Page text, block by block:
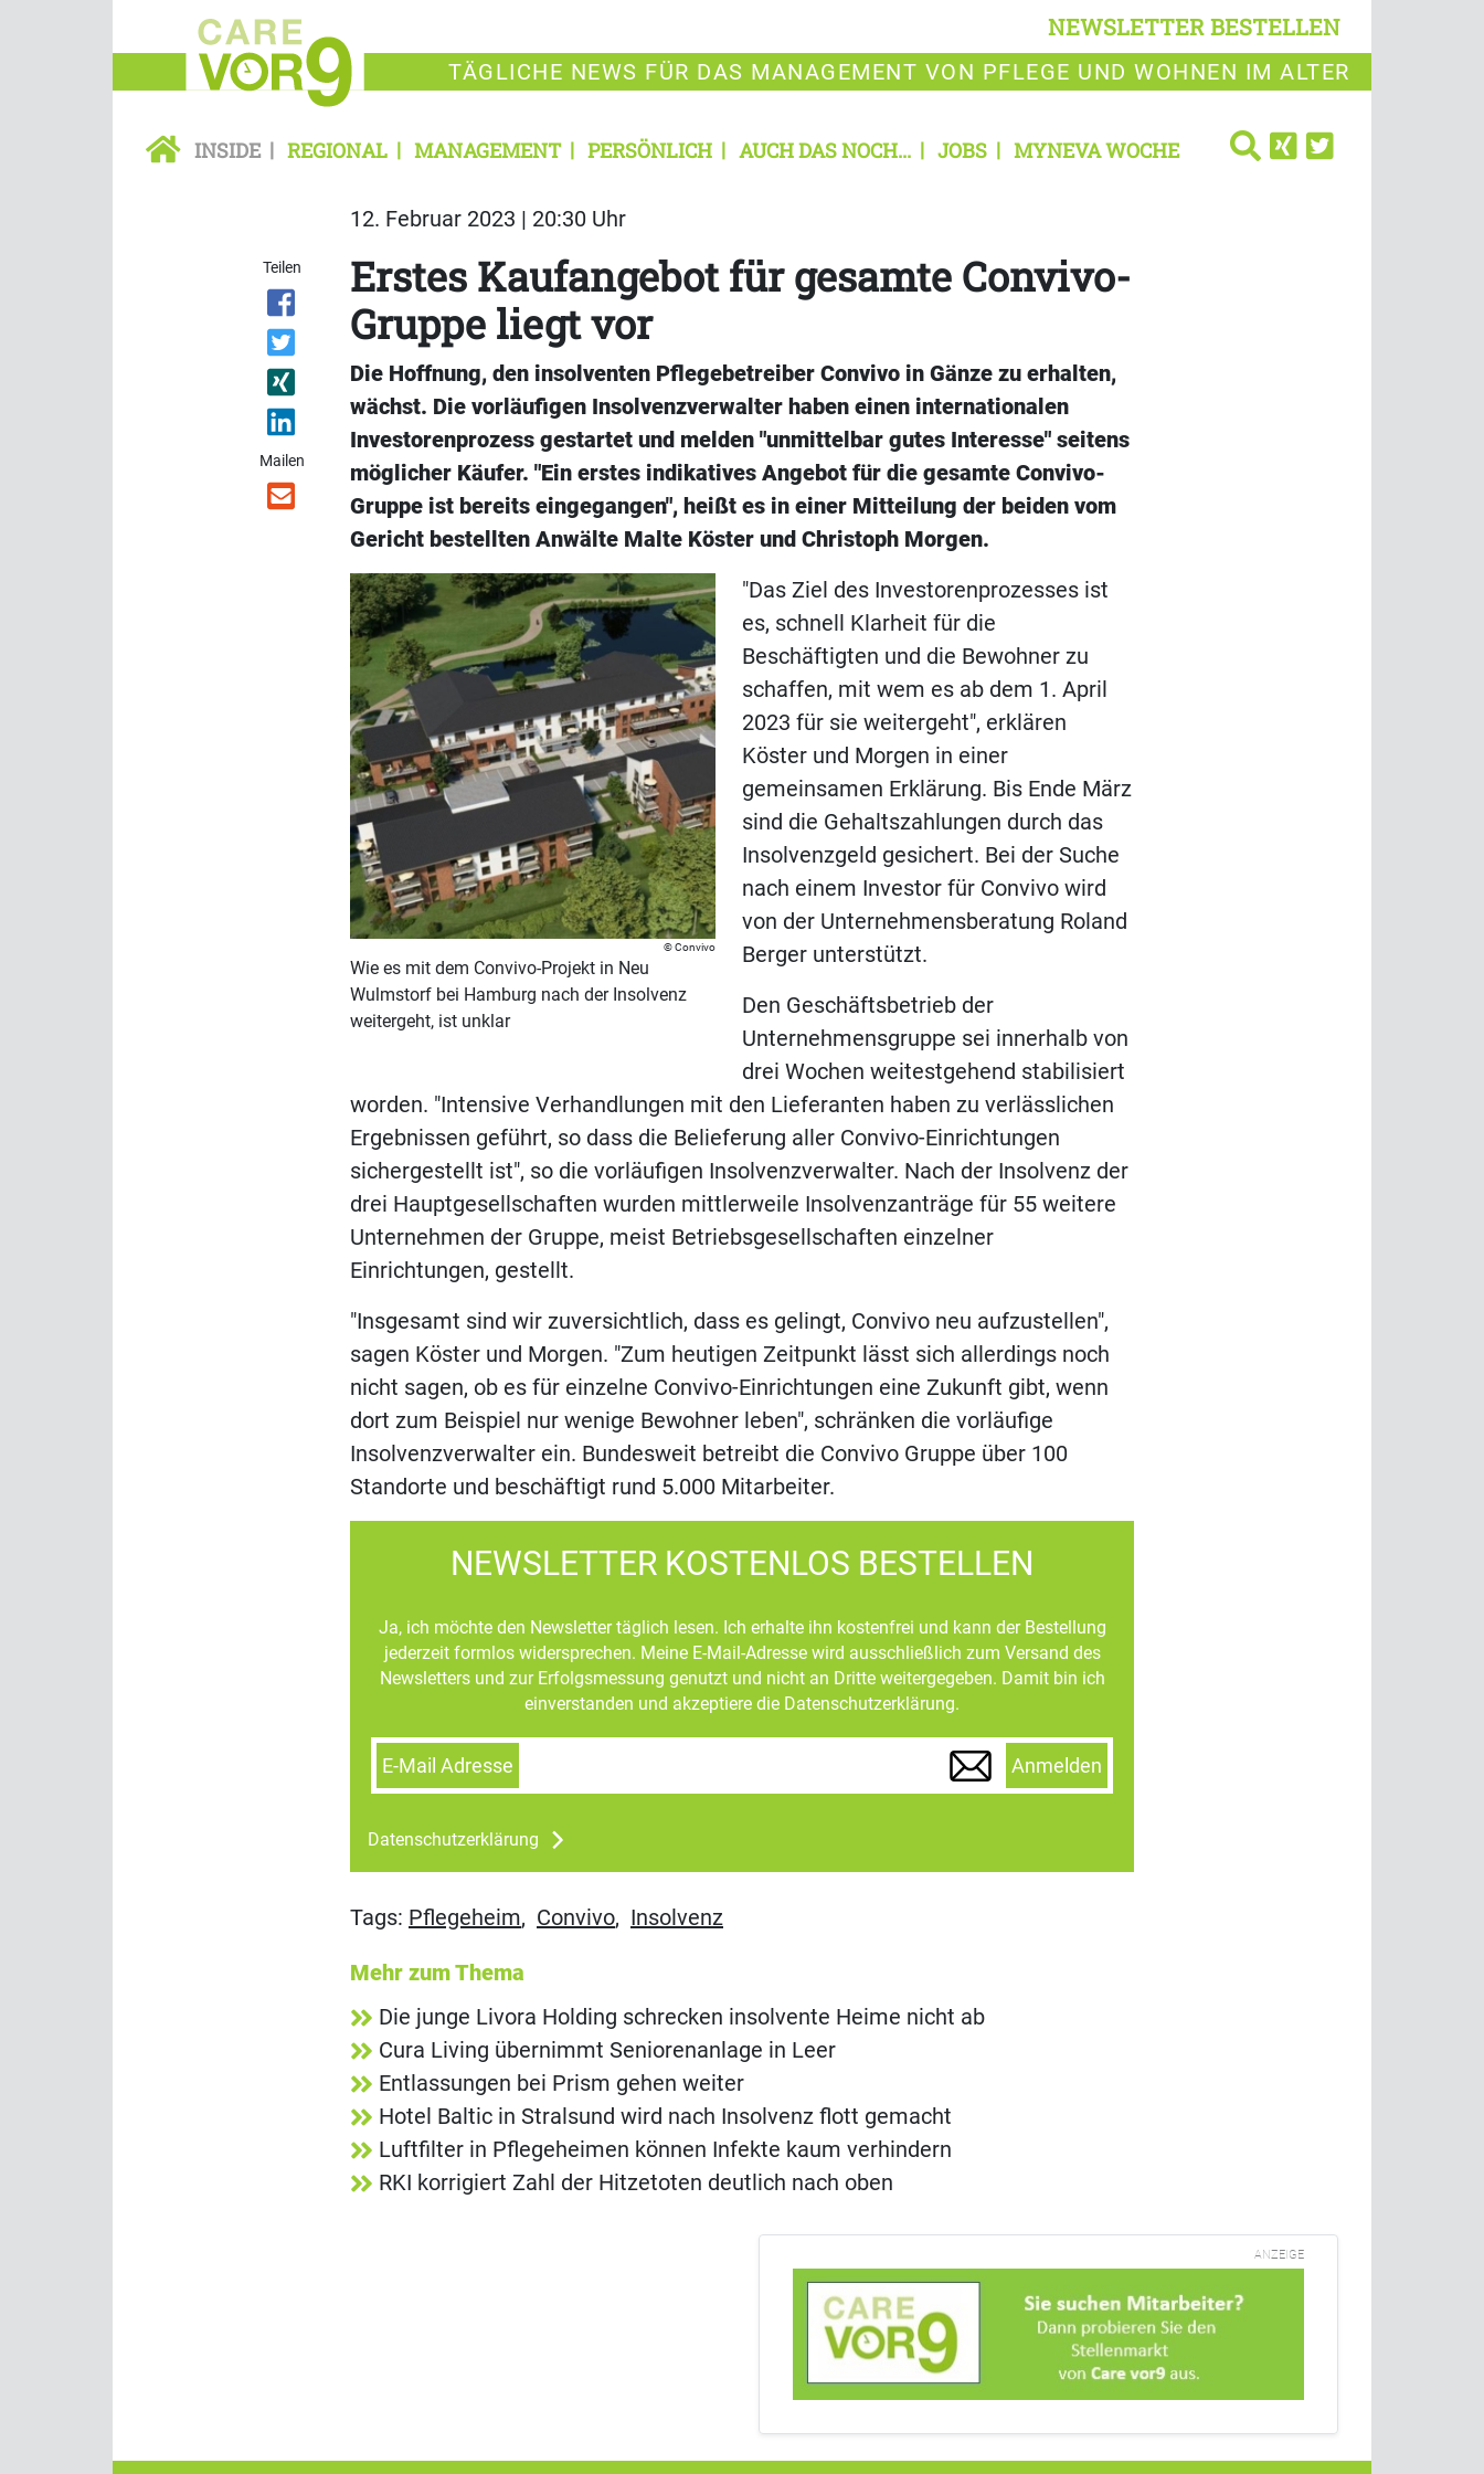
NEWSLETTER BESTELLEN
TÄGLICHE NEWS FÜR DAS MANAGEMENT VON PFLEGE UND WOHNEN IM ALTER
INSIDE REGIONAL MANAGEMENT PERSÖNLICH AUCH DAS NOCH... JOBS MYNEVA WOCHE
12. Februar 2023 | 20:30 Uhr
Teilen
Mailen
Erstes Kaufangebot für gesamte Convivo-
Gruppe liegt vor
Die Hoffnung, den insolventen Pflegebetreiber Convivo in Gänze zu erhalten,
wächst. Die vorläufigen Insolvenzverwalter haben einen internationalen
Investorenprozess gestartet und melden "unmittelbar gutes Interesse" seitens
möglicher Käufer. "Ein erstes indikatives Angebot für die gesamte Convivo-
Gruppe ist bereits eingegangen", heißt es in einer Mitteilung der beiden vom
Gericht bestellten Anwälte Malte Köster und Christoph Morgen.
Convivo
Wie es mit dem Convivo-Projekt in Neu
Wulmstorf bei Hamburg nach der Insolvenz
weitergeht, ist unklar
"Das Ziel des Investorenprozesses ist
es, schnell Klarheit für die
Beschäftigten und die Bewohner zu
schaffen, mit wem es ab dem 1. April
2023 für sie weitergeht", erklären
Köster und Morgen in einer
gemeinsamen Erklärung. Bis Ende März
sind die Gehaltszahlungen durch das
Insolvenzgeld gesichert. Bei der Suche
nach einem Investor für Convivo wird
von der Unternehmensberatung Roland
Berger unterstützt.
Den Geschäftsbetrieb der
Unternehmensgruppe sei innerhalb von
drei Wochen weitestgehend stabilisiert
worden. "Intensive Verhandlungen mit den Lieferanten haben zu verlässlichen
Ergebnissen geführt, so dass die Belieferung aller Convivo-Einrichtungen
sichergestellt ist", so die vorläufigen Insolvenzverwalter. Nach der Insolvenz der
drei Hauptgesellschaften wurden mittlerweile Insolvenzanträge für 55 weitere
Unternehmen der Gruppe, meist Betriebsgesellschaften einzelner
Einrichtungen, gestellt.
"Insgesamt sind wir zuversichtlich, dass es gelingt, Convivo neu aufzustellen",
sagen Köster und Morgen. "Zum heutigen Zeitpunkt lässt sich allerdings noch
nicht sagen, ob es für einzelne Convivo-Einrichtungen eine Zukunft gibt, wenn
dort zum Beispiel nur wenige Bewohner leben", schränken die vorläufige
Insolvenzverwalter ein. Bundesweit betreibt die Convivo Gruppe über 100
Standorte und beschäftigt rund 5.000 Mitarbeiter.
NEWSLETTER KOSTENLOS BESTELLEN
Ja, ich möchte den Newsletter täglich lesen. Ich erhalte ihn kostenfrei und kann der Bestellung
jederzeit formlos widersprechen. Meine E-Mail-Adresse wird ausschließlich zum Versand des
Newsletters und zur Erfolgsmessung genutzt und nicht an Dritte weitergegeben. Damit bin ich
einverstanden und akzeptiere die Datenschutzerklärung.
E-Mail Adresse Anmelden
Datenschutzerklärung
Tags: Pflegeheim, Convivo, Insolvenz
Mehr zum Thema
Die junge Livora Holding schrecken insolvente Heime nicht ab
Cura Living übernimmt Seniorenanlage in Leer
Entlassungen bei Prism gehen weiter
Hotel Baltic in Stralsund wird nach Insolvenz flott gemacht
Luftfilter in Pflegeheimen können Infekte kaum verhindern
RKI korrigiert Zahl der Hitzetoten deutlich nach oben
ANZEIGE